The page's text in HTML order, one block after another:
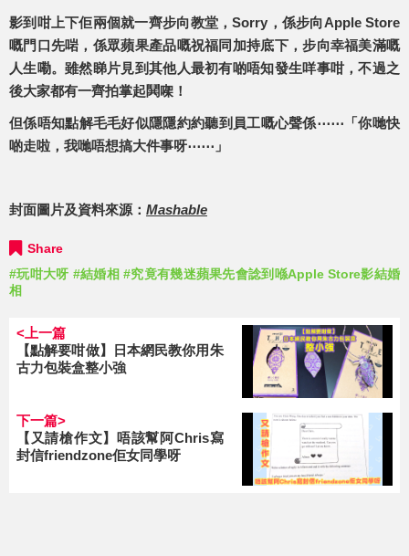
影到咁上下佢兩個就一齊步向教堂，Sorry，係步向Apple Store
嘅門口先啱，係眾蘋果產品嘅祝福同加持底下，步向幸福美滿嘅
人生嘞。雖然睇片見到其他人最初有啲唔知發生咩事咁，不過之
後大家都有一齊拍掌起鬨㗎！
但係唔知點解毛毛好似隱隱約約聽到員工嘅心聲係⋯⋯「你哋快
啲走啦，我哋唔想搞大件事呀⋯⋯」
封面圖片及資料來源： Mashable
Share
#玩咁大呀 #結婚相 #究竟有幾迷蘋果先會諗到喺Apple Store影結婚
相
<上一篇
【點解要咁做】日本網民教你用朱
古力包裝盒整小強
下一篇>
【又請槍作文】唔該幫阿Chris寫
封信friendzone佢女同學呀